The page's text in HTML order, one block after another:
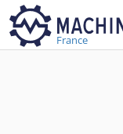
France